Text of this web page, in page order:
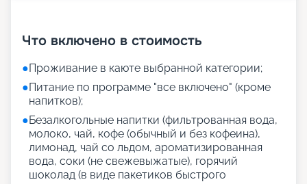
Что включено в стоимость
●Проживание в каюте выбранной категории;
●Питание по программе "все включено" (кроме
напитков);
●Безалкогольные напитки (фильтрованная вода,
молоко, чай, кофе (обычный и без кофеина),
лимонад, чай со льдом, ароматизированная
вода, соки (не свежевыжатые), горячий
шоколад (в виде пакетиков быстрого